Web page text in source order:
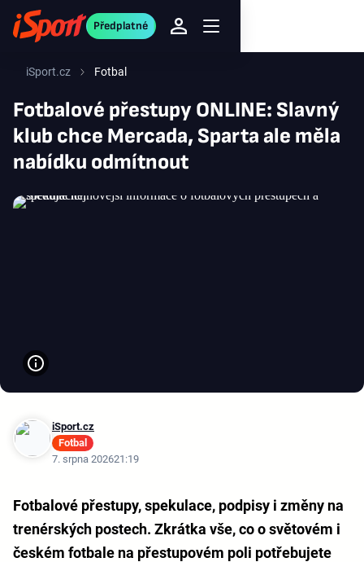
Předplatné
iSport.cz Fotbal
Fotbalové přestupy ONLINE: Slavný
klub chce Mercada, Sparta ale měla
nabídku odmítnout
iSport.cz
Fotbal
7. srpna 202621:19
Fotbalové přestupy, spekulace, podpisy i změny na
trenérských postech. Zkrátka vše, co o světovém i
českém fotbale na přestupovém poli potřebujete